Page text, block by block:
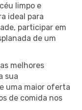
limpo e
ideal para
participar em
de um
melhores
sua
uma maior oferta
de comida nos